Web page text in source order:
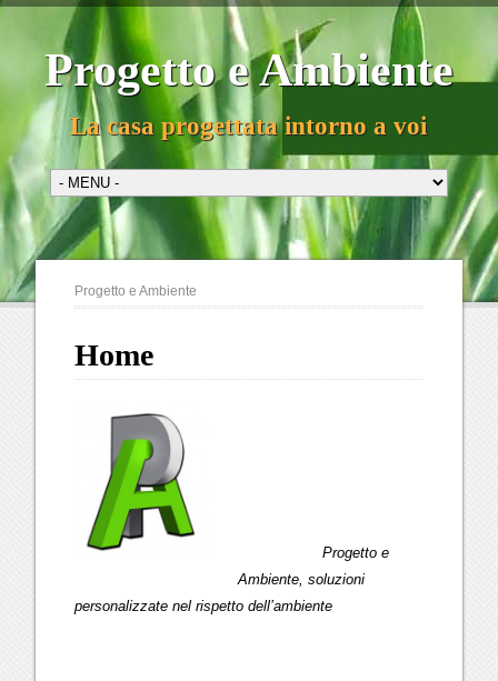
Progetto e Ambiente
La casa progettata intorno a voi
Progetto e Ambiente
Home
Progetto e
Ambiente, soluzioni
personalizzate nel rispetto dell’ambiente